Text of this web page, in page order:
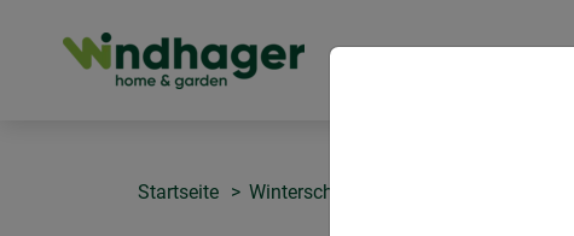
Startseite Winterschutz Folien und Vliese